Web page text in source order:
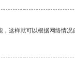
这样就可以根据网络情况